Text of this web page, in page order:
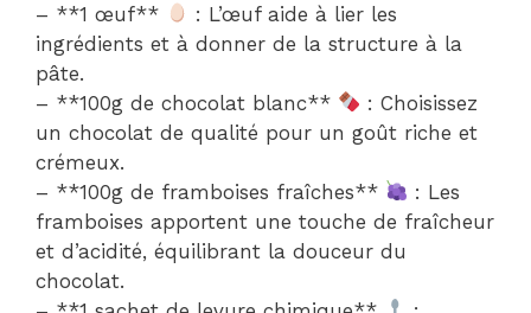
– **1 œuf**
: L’œuf aide à lier les
ingrédients et à donner de la structure à la
pâte.
– **100g de chocolat blanc**
: Choisissez
un chocolat de qualité pour un goût riche et
crémeux.
– **100g de framboises fraîches**
: Les
framboises apportent une touche de fraîcheur
et d’acidité, équilibrant la douceur du
chocolat.